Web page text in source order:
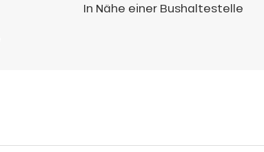
In Nähe einer Bushaltestelle